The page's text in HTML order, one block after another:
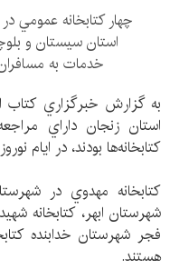
استان سيستان و
خدمات به
به گزارش خبرگزاري كتاب
استان زنجان داراي
كتابخانه‌ها بودند، در ايام
كتابخانه مهدوي در
شهرستان ابهر، كتابخانه
فجر شهرستان خدابنده
هستند.